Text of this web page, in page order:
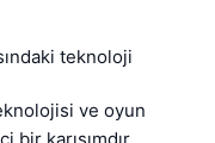
teknoloji
ve oyun